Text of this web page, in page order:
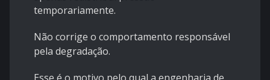
temporariamente.
Não corrige o comportamento responsável
pela degradação.